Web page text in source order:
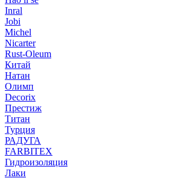
Inral
Jobi
Michel
Nicarter
Rust-Oleum
Китай
Натан
Олимп
Decorix
Престиж
Титан
Турция
РАДУГА
FARBITEX
Гидроизоляция
Лаки